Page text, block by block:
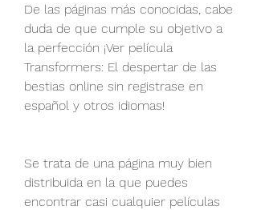
De las páginas más conocidas, cabe
duda de que cumple su objetivo a
la perfección ¡Ver película
Transformers: El despertar de las
bestias online sin registrase en
español y otros idiomas!
Se trata de una página muy bien
distribuida en la que puedes
encontrar casi cualquier películas